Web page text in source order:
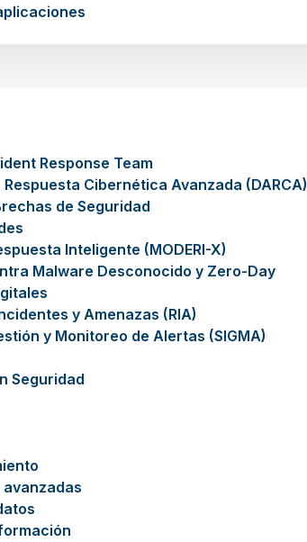
Response Team
Cibernética Avanzada (DARCA)
de Seguridad
Inteligente (MODERI-X)
Malware Desconocido y Zero-Day
y Amenazas (RIA)
y Monitoreo de Alertas (SIGMA)
Seguridad